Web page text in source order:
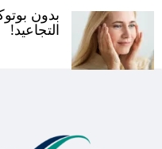
بدون
التجاعيد!